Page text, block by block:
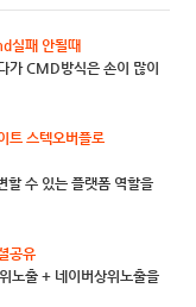
실패 안될때
가 CMD방식은 손이 많이
트 스텍오버플로
수 있는 플랫폼 역할을
공유
출 + 네이버상위노출을